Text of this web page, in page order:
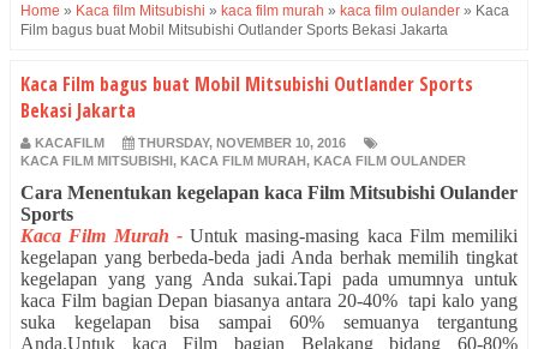
Home » Kaca film Mitsubishi » kaca film murah » kaca film oulander » Kaca
Film bagus buat Mobil Mitsubishi Outlander Sports Bekasi Jakarta
Kaca Film bagus buat Mobil Mitsubishi Outlander Sports
Bekasi Jakarta
KACAFILM
THURSDAY, NOVEMBER 10, 2016
KACA FILM MITSUBISHI , KACA FILM MURAH, KACA FILM OULANDER
Cara Menentukan kegelapan kaca Film Mitsubishi Oulander
Sports
Kaca Film Murah - Untuk masing-masing kaca Film memiliki
kegelapan yang berbeda-beda jadi Anda berhak memilih tingkat
kegelapan yang yang Anda sukai.Tapi pada umumnya untuk
kaca Film bagian Depan biasanya antara 20-40% tapi kalo yang
suka kegelapan bisa sampai 60% semuanya tergantung
Anda.Untuk kaca Film bagian Belakang bidang 60-80%